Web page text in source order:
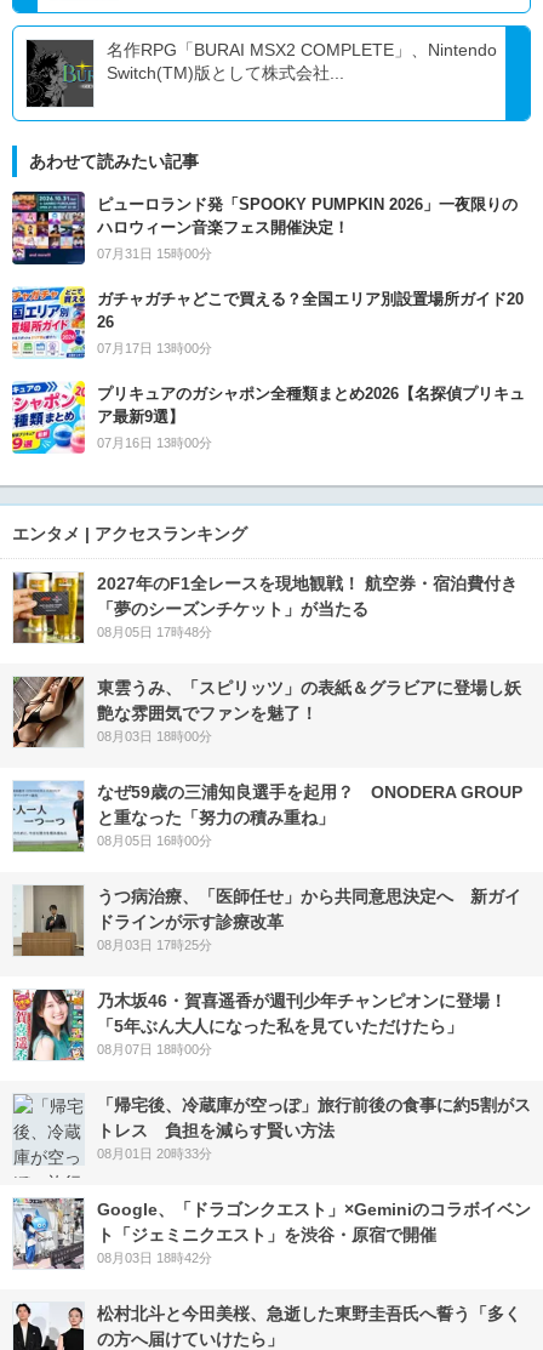
名作RPG「BURAI MSX2 COMPLETE」、Nintendo
Switch(TM)版として株式会社...
あわせて読みたい記事
ピューロランド発「SPOOKY PUMPKIN 2026」一夜限りの
ハロウィーン音楽フェス開催決定！
07月31日 15時00分
ガチャガチャどこで買える？全国エリア別設置場所ガイド20
26
07月17日 13時00分
プリキュアのガシャポン全種類まとめ2026【名探偵プリキュ
ア最新9選】
07月16日 13時00分
エンタメ | アクセスランキング
2027年のF1全レースを現地観戦！ 航空券・宿泊費付き
「夢のシーズンチケット」が当たる
08月05日 17時48分
東雲うみ、「スピリッツ」の表紙＆グラビアに登場し妖
艶な雰囲気でファンを魅了！
08月03日 18時00分
なぜ59歳の三浦知良選手を起用？ ONODERA GROUP
と重なった「努力の積み重ね」
08月05日 16時00分
うつ病治療、「医師任せ」から共同意思決定へ 新ガイ
ドラインが示す診療改革
08月03日 17時25分
乃木坂46・賀喜遥香が週刊少年チャンピオンに登場！
「5年ぶん大人になった私を見ていただけたら」
08月07日 18時00分
「帰宅後、冷蔵庫が空っぽ」旅行前後の食事に約5割がス
トレス 負担を減らす賢い方法
08月01日 20時33分
Google、「ドラゴンクエスト」×Geminiのコラボイベン
ト「ジェミニクエスト」を渋谷・原宿で開催
08月03日 18時42分
松村北斗と今田美桜、急逝した東野圭吾氏へ誓う「多く
の方へ届けていけたら」